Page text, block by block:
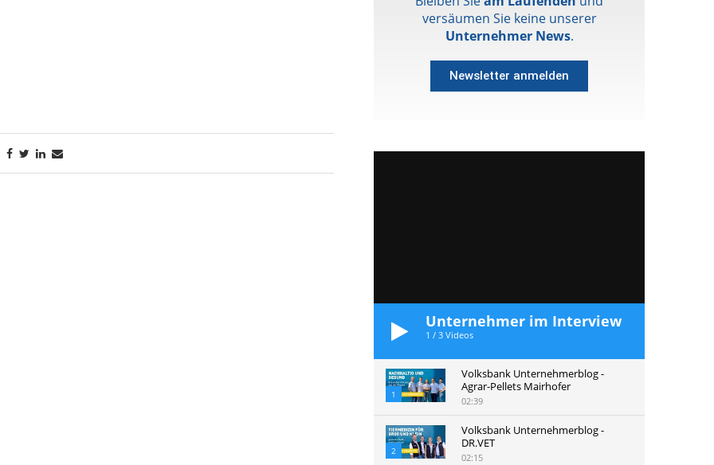
versäumen Sie keine unserer
Unternehmer News.
Newsletter anmelden
Unternehmer im Interview
1 / 3 Videos
1
Volksbank Unternehmerblog -
Agrar-Pellets Mairhofer
02:39
2
Volksbank Unternehmerblog -
DR.VET
02:15